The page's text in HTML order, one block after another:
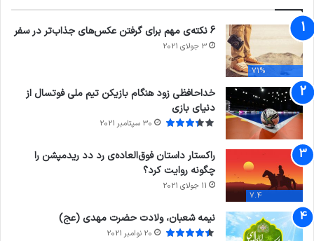
71%
6 نکته‌ی مهم برای گرفتن عکس‌های جذاب‌تر در سفر
3 جولای 2021
خداحافظی زود هنگام بازیکن تیم ملی فوتسال از
دنیای بازی
30 سپتامبر 2021
7.4
راکستار داستان فوق‌العاده‌ی رد دد ریدمپشن را
چگونه روایت کرد؟
11 جولای 2021
نیمه شعبان، ولادت حضرت مهدی (عج)
20 نوامبر 2021